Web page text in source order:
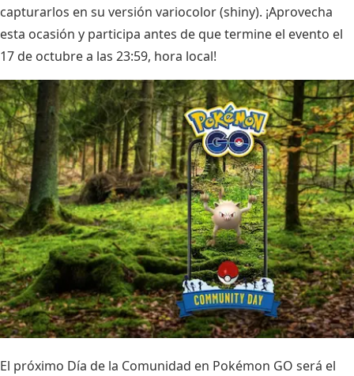
capturarlos en su versión variocolor (shiny). ¡Aprovecha
esta ocasión y participa antes de que termine el evento el
17 de octubre a las 23:59, hora local!
El próximo Día de la Comunidad en Pokémon GO será el